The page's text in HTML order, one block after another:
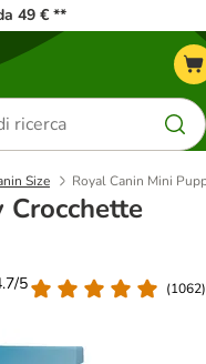
49 € **
Size Royal Canin Mini
Crocchette
5
(1062)